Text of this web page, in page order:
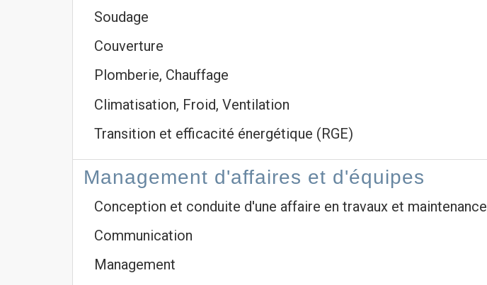
Soudage
Couverture
Plomberie, Chauffage
Climatisation, Froid, Ventilation
Transition et efficacité énergétique (RGE)
Management d'affaires et d'équipes
Conception et conduite d'une affaire en travaux et maintenance
Communication
Management